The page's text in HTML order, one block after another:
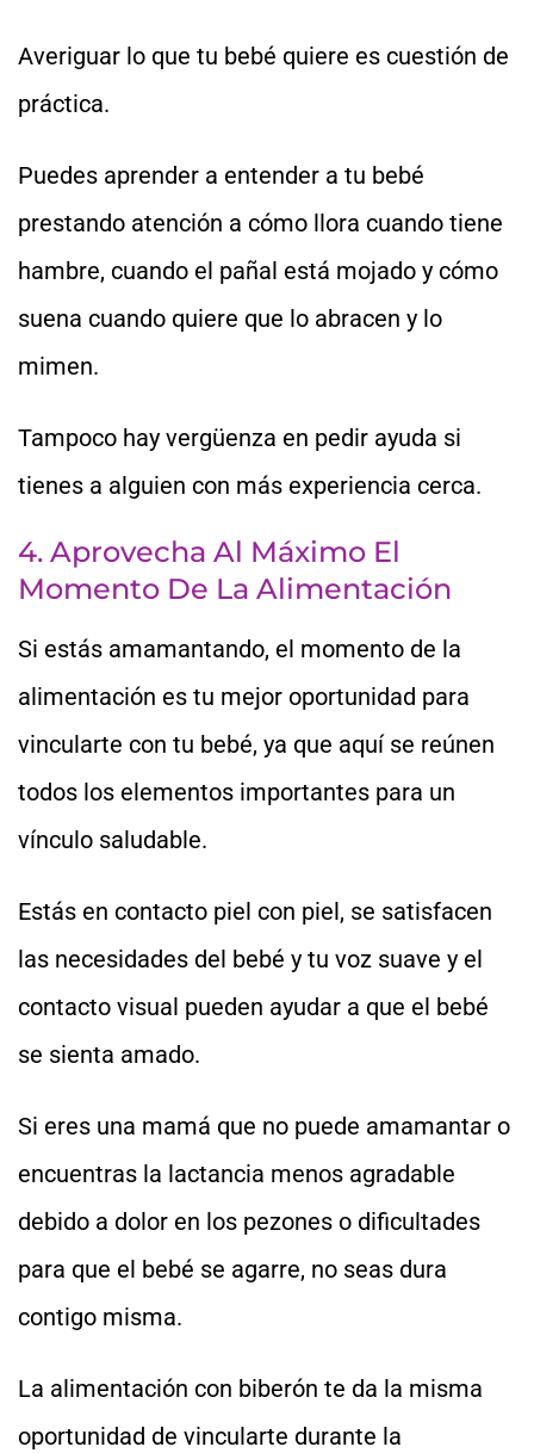
Averiguar lo que tu bebé quiere es cuestión de
práctica.
Puedes aprender a entender a tu bebé
prestando atención a cómo llora cuando tiene
hambre, cuando el pañal está mojado y cómo
suena cuando quiere que lo abracen y lo
mimen.
Tampoco hay vergüenza en pedir ayuda si
tienes a alguien con más experiencia cerca.
4. Aprovecha Al Máximo El
Momento De La Alimentación
Si estás amamantando, el momento de la
alimentación es tu mejor oportunidad para
vincularte con tu bebé, ya que aquí se reúnen
todos los elementos importantes para un
vínculo saludable.
Estás en contacto piel con piel, se satisfacen
las necesidades del bebé y tu voz suave y el
contacto visual pueden ayudar a que el bebé
se sienta amado.
Si eres una mamá que no puede amamantar o
encuentras la lactancia menos agradable
debido a dolor en los pezones o dificultades
para que el bebé se agarre, no seas dura
contigo misma.
La alimentación con biberón te da la misma
oportunidad de vincularte durante la